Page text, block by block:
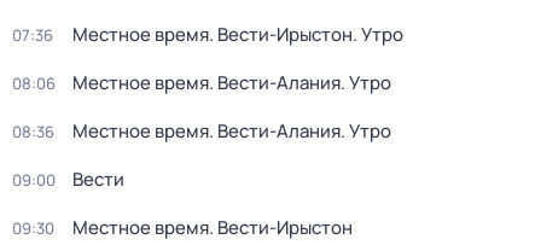
07:36 Местное время. Вести-Ирыстон. Утро
08:06 Местное время. Вести-Алания. Утро
08:36 Местное время. Вести-Алания. Утро
09:00 Вести
09:30 Местное время. Вести-Ирыстон